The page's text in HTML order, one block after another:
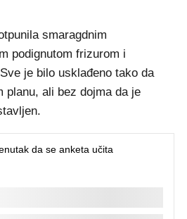
smaragdnim
podignutom frizurom i
je bilo usklađeno tako da
planu, ali bez dojma da je